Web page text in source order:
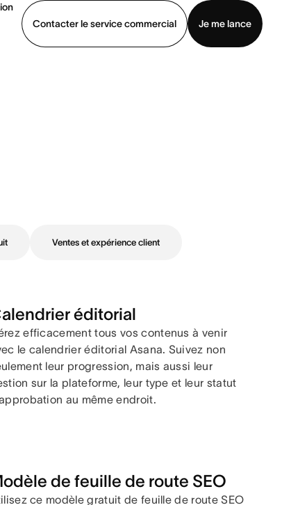
Contacter le service commercial
Je me lance
Ventes et expérience client
éditorial
efficacement tous vos contenus à venir
le calendrier éditorial Asana. Suivez non
leur progression, mais aussi leur
sur la plateforme, leur type et leur statut
au même endroit.
de feuille de route SEO
ce modèle gratuit de feuille de route SEO